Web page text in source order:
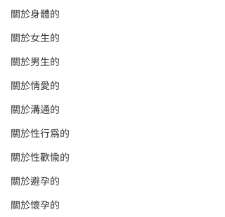
關於身體的
關於女生的
關於男生的
關於情愛的
關於溝通的
關於性行為的
關於性歡愉的
關於避孕的
關於懷孕的